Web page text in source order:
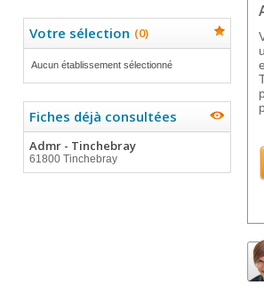
Votre sélection (0)
Aucun établissement sélectionné
Fiches déjà consultées
Admr - Tinchebray
61800 Tinchebray